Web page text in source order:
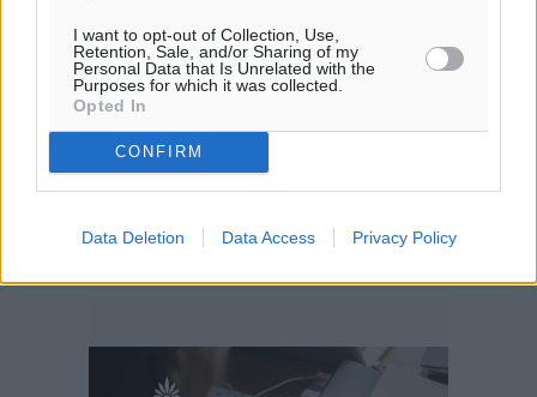
I want to opt-out of Collection, Use,
Retention, Sale, and/or Sharing of my
Personal Data that Is Unrelated with the
Purposes for which it was collected.
Opted In
CONFIRM
Data Deletion Data Access Privacy Policy